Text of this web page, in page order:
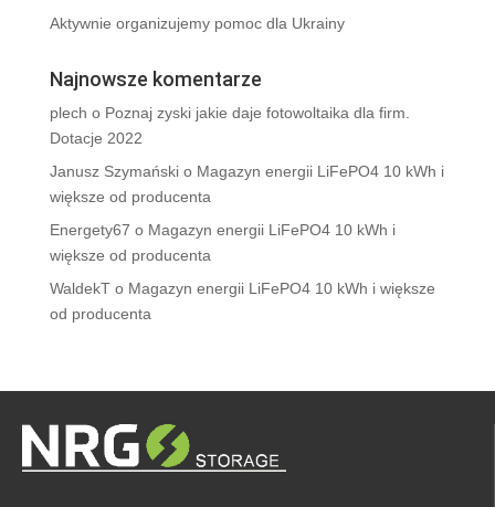
Aktywnie organizujemy pomoc dla Ukrainy
Najnowsze komentarze
plech o Poznaj zyski jakie daje fotowoltaika dla firm.
Dotacje 2022
Janusz Szymańskio Magazyn energii LiFePO4 10 kWh i
większe od producenta
Energety67 o Magazyn energii LiFePO4 10 kWh i
większe od producenta
WaldekTo Magazyn energii LiFePO4 10 kWh i większe
od producenta